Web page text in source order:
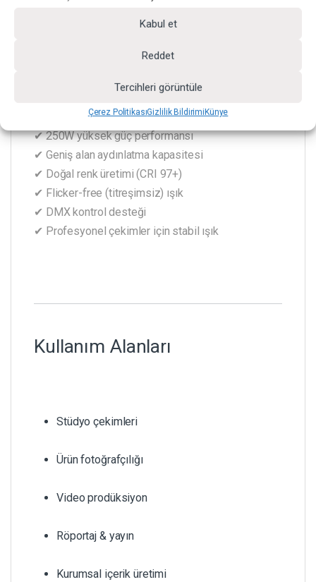
Kabul et
Reddet
Tercihleri görüntüle
Çerez PolitikasıGizlilik BildirimiKünye
Öne Çıkan Özellikler
✔ 250W yüksek güç performansı
✔ Geniş alan aydınlatma kapasitesi
✔ Doğal renk üretimi (CRI 97+)
✔ Flicker-free (titreşimsiz) ışık
✔ DMX kontrol desteği
✔ Profesyonel çekimler için stabil ışık
Kullanım Alanları
Stüdyo çekimleri
Ürün fotoğrafçılığı
Video prodüksiyon
Röportaj & yayın
Kurumsal içerik üretimi